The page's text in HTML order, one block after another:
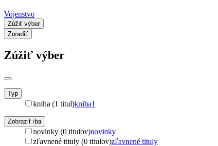
Vojenstvo
Zúžiť výber
Zoradiť
Zúžiť výber
Typ
kniha (1 titul)kniha1
Zobraziť iba
novinky (0 titulov)novinky
zľavnené tituly (0 titulov)zľavnené tituly